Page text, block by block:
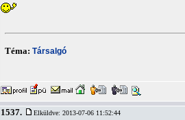
Téma: Társalgó
1537. Elküldve: 2013-07-06 11:52:44